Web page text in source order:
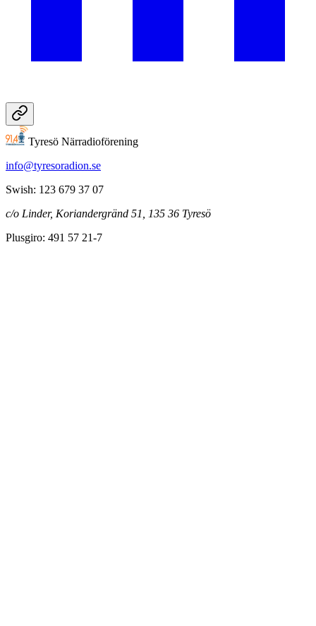
Tyresö Närradioförening
info@tyresoradion.se
Swish: 123 679 37 07
c/o Linder, Koriandergränd 51, 135 36 Tyresö
Plusgiro: 491 57 21-7